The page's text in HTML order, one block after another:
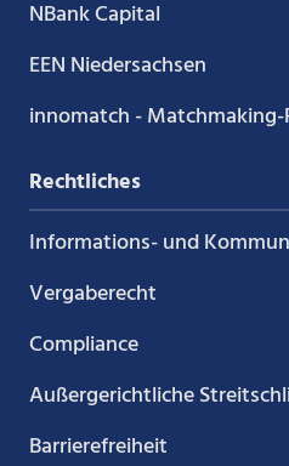
NBank Capital
EEN Niedersachsen
innomatch -
Rechtliches
Informations- und
Vergaberecht
Compliance
Außergerichtliche
Barrierefreiheit